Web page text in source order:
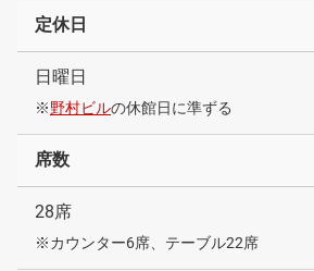
定休日
日曜日
※野村ビルの休館日に準ずる
席数
28席
※カウンター6席、テーブル22席